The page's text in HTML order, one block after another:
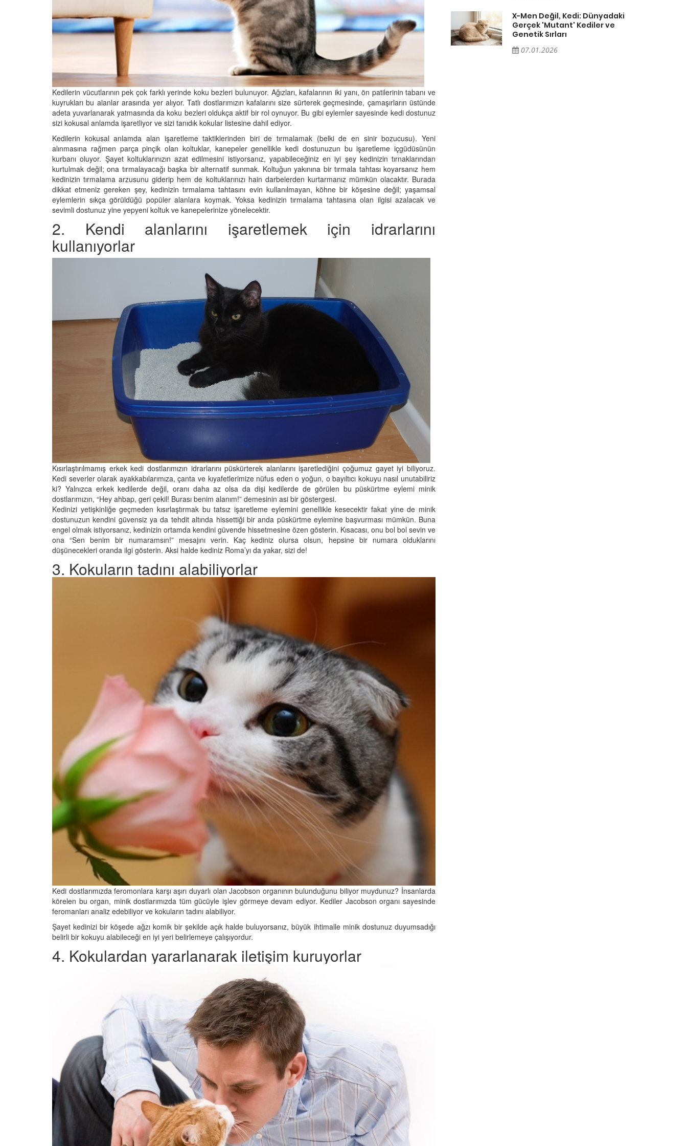
Kedilerin vücutlarının pek çok farklı yerinde koku bezleri bulunuyor. Ağızları, kafalarının iki yanı, ön patilerinin tabanı ve
kuyrukları bu alanlar arasında yer alıyor. Tatlı dostlarımızın kafalarını size sürterek geçmesinde, çamaşırların üstünde
adeta yuvarlanarak yatmasında da koku bezleri oldukça aktif bir rol oynuyor. Bu gibi eylemler sayesinde kedi dostunuz
sizi kokusal anlamda işaretliyor ve sizi tanıdık kokular listesine dahil ediyor.
Kedilerin kokusal anlamda alan işaretleme taktiklerinden biri de tırmalamak (belki de en sinir bozucusu). Yeni
alınmasına rağmen parça pinçik olan koltuklar, kanepeler genellikle kedi dostunuzun bu işaretleme içgüdüsünün
kurbanı oluyor. Şayet koltuklarınızın azat edilmesini istiyorsanız, yapabileceğiniz en iyi şey kedinizin tırnaklarından
kurtulmak değil; ona tırmalayacağı başka bir alternatif sunmak. Koltuğun yakınına bir tırmala tahtası koyarsanız hem
kedinizin tırmalama arzusunu giderip hem de koltuklarınızı hain darbelerden kurtarmanız mümkün olacaktır. Burada
dikkat etmeniz gereken şey, kedinizin tırmalama tahtasını evin kullanılmayan, köhne bir köşesine değil; yaşamsal
eylemlerin sıkça görüldüğü popüler alanlara koymak. Yoksa kedinizin tırmalama tahtasına olan ilgisi azalacak ve
sevimli dostunuz yine yepyeni koltuk ve kanepelerinize yönelecektir.
2. Kendi alanlarını işaretlemek için idrarlarını
kullanıyorlar
Kısırlaştırılmamış erkek kedi dostlarımızın idrarlarını püskürterek alanlarını işaretlediğini çoğumuz gayet iyi biliyoruz.
Kedi severler olarak ayakkabılarımıza, çanta ve kıyafetlerimize nüfus eden o yoğun, o bayıltıcı kokuyu nasıl unutabiliriz
ki? Yalnızca erkek kedilerde değil, oranı daha az olsa da dişi kedilerde de görülen bu püskürtme eylemi minik
dostlarımızın, “Hey ahbap, geri çekil! Burası benim alanım!” demesinin asi bir göstergesi.
Kedinizi yetişkinliğe geçmeden kısırlaştırmak bu tatsız işaretleme eylemini genellikle kesecektir fakat yine de minik
dostunuzun kendini güvensiz ya da tehdit altında hissettiği bir anda püskürtme eylemine başvurması mümkün. Buna
engel olmak istiyorsanız, kedinizin ortamda kendini güvende hissetmesine özen gösterin. Kısacası, onu bol bol sevin ve
ona “Sen benim bir numaramsın!” mesajını verin. Kaç kediniz olursa olsun, hepsine bir numara olduklarını
düşünecekleri oranda ilgi gösterin. Aksi halde kediniz Roma’yı da yakar, sizi de!
3. Kokuların tadını alabiliyorlar
Kedi dostlarımızda feromonlara karşı aşırı duyarlı olan Jacobson organının bulunduğunu biliyor muydunuz? İnsanlarda
körelen bu organ, minik dostlarımızda tüm gücüyle işlev görmeye devam ediyor. Kediler Jacobson organı sayesinde
feromanları analiz edebiliyor ve kokuların tadını alabiliyor.
Şayet kedinizi bir köşede ağzı komik bir şekilde açık halde buluyorsanız, büyük ihtimalle minik dostunuz duyumsadığı
belirli bir kokuyu alabileceği en iyi yeri belirlemeye çalışıyordur.
4. Kokulardan yararlanarak iletişim kuruyorlar
Kedilerin Kutsal
Yasalara
Dünyası
Kediler Neden "Eğitilemez"?
Vahşi Atalarına Bilimsel
Özel Bir Bağ: Tekir Kedilerle
Kurulan Derin Dostlukların
Psikolojisi
15.09.2025
X-Men Değil, Kedi: Dünyadaki
Gerçek 'Mutant' Kediler ve
Genetik Sırları
07.01.2026